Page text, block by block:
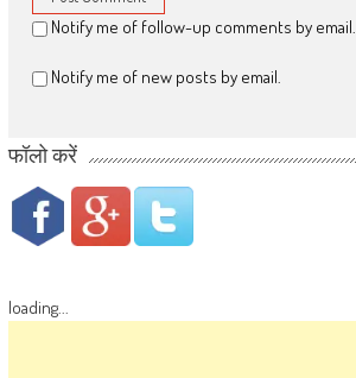
Notify me of follow-up comments by email.
Notify me of new posts by email.
फॉलो करें
loading...